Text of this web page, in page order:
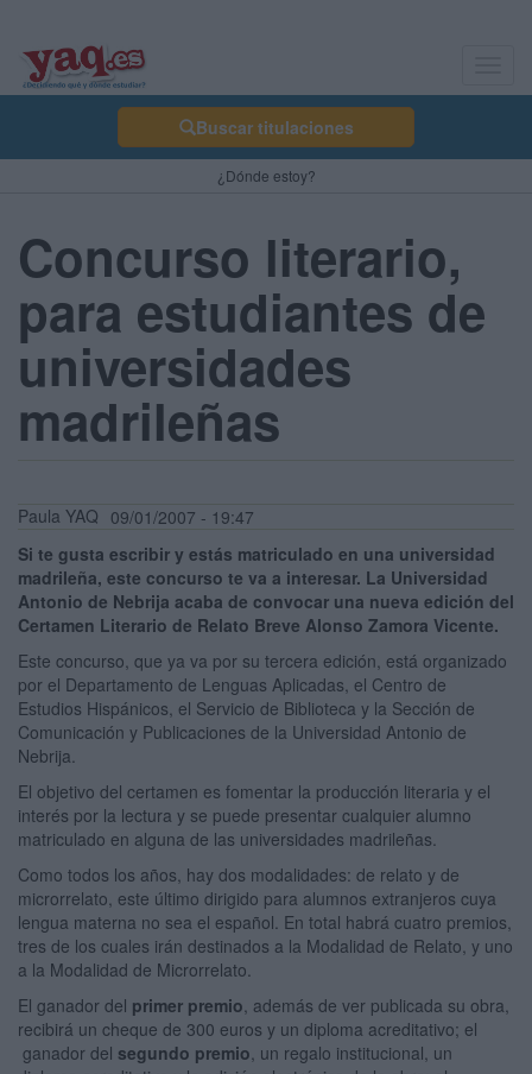
Buscar titulaciones
¿Dónde estoy?
Concurso literario,
para estudiantes de
universidades
madrileñas
Paula YAQ 09/01/2007 - 19:47
Si te gusta escribir y estás matriculado en una universidad
madrileña, este concurso te va a interesar. La Universidad
Antonio de Nebrija acaba de convocar una nueva edición del
Certamen Literario de Relato Breve Alonso Zamora Vicente.
Este concurso, que ya va por su tercera edición, está organizado
por el Departamento de Lenguas Aplicadas, el Centro de
Estudios Hispánicos, el Servicio de Biblioteca y la Sección de
Comunicación y Publicaciones de la Universidad Antonio de
Nebrija.
El objetivo del certamen es fomentar la producción literaria y el
interés por la lectura y se puede presentar cualquier alumno
matriculado en alguna de las universidades madrileñas.
Como todos los años, hay dos modalidades: de relato y de
microrrelato, este último dirigido para alumnos extranjeros cuya
lengua materna no sea el español. En total habrá cuatro premios,
tres de los cuales irán destinados a la Modalidad de Relato, y uno
a la Modalidad de Microrrelato.
El ganador del primer premio, además de ver publicada su obra,
recibirá un cheque de 300 euros y un diploma acreditativo; el
ganador del segundo premio, un regalo institucional, un